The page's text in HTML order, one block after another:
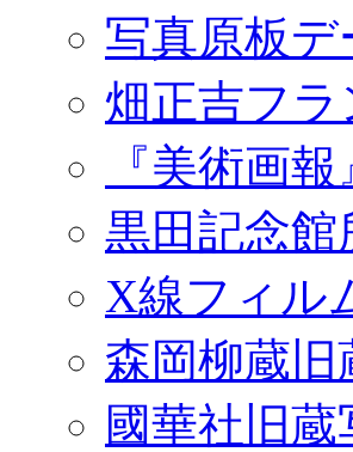
写真原板
畑正吉フ
『美術画
黒田記念館
X線フィル
森岡柳蔵旧
國華社旧